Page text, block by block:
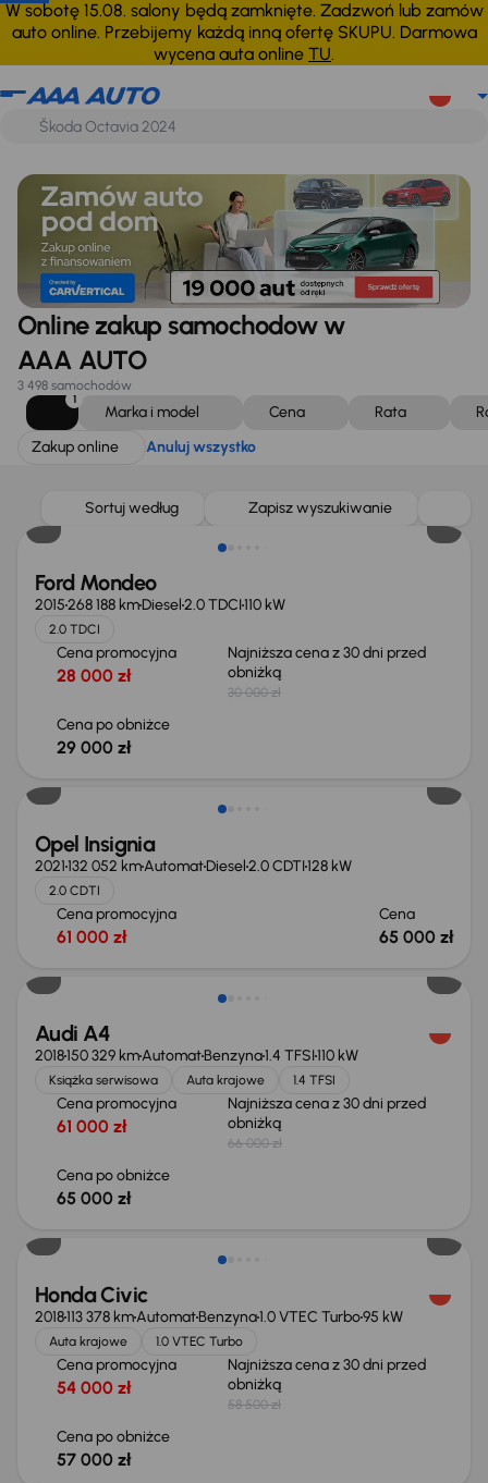
W sobotę 15.08. salony będą zamknięte. Zadzwoń lub zamów
auto online. Przebijemy każdą inną ofertę SKUPU. Darmowa
wycena auta online TU.
Zakup online Anuluj wszystko
Online zakup samochodow w
AAA AUTO
3 498 samochodów
1
Marka i model Cena Rata
Zakup online
Anuluj wszystko
Sortuj według Zapisz wyszukiwanie
Taniej o 1 000 zł
Ford Mondeo
2015268 188 kmDiesel2.0 TDCI110 kW
2.0 TDCI
Cena promocyjna
28 000 zł
Najniższa cena z 30 dni przed
obniżką
30 000 zł
Cena po obniżce
29 000 zł
Opel Insignia
2021132 052 kmAutomatDiesel2.0 CDTI128 kW
2.0 CDTI
Cena promocyjna
61 000 zł
Cena
65 000 zł
Taniej o 1 000 zł
Audi A4
2018150 329 kmAutomatBenzyna1.4 TFSI110 kW
Książka serwisowa Auta krajowe 1.4 TFSI
Cena promocyjna
61 000 zł
Najniższa cena z 30 dni przed
obniżką
66 000 zł
Cena po obniżce
65 000 zł
Taniej o 1 500 zł
Honda Civic
2018113 378 kmAutomatBenzyna1.0 VTEC Turbo95 kW
Auta krajowe 1.0 VTEC Turbo
Cena promocyjna
54 000 zł
Najniższa cena z 30 dni przed
obniżką
58 500 zł
Cena po obniżce
57 000 zł
Od nowego taniej o 36 775 zł